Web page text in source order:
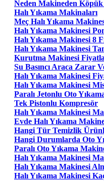
Neden Makineden Köpük
Halı Yıkama Makinaları
Meç Halı Yıkama
Halı Yıkama Makinesi
Halı Yıkama Makinesi 8
Halı Yıkama Makinesi
Kurutma Makinesi
Su Basıncı Araca Zarar
Halı Yıkama Makinesi
Halı Yıkama Makinesi
Paralı Jetonlu Oto
Tek Pistonlu Kompresör
Halı Yıkama Makinesi
Evde Halı Yıkama
Hangi Tür Temizlik
Hangi Durumlarda Oto
Paralı Oto Yıkama
Halı Yıkama Makinesi
Halı Yıkama Makinesi
Halı Yıkama Makinesi